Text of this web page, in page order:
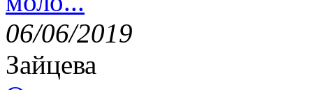
06/06/2019
Зайцева